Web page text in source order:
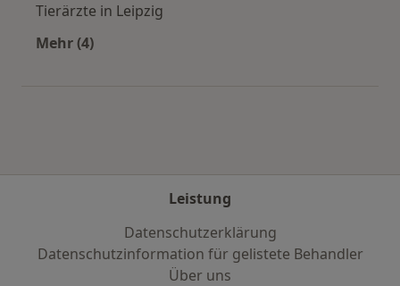
Tierärzte in Leipzig
Mehr (4)
Leistung
Datenschutzerklärung
Datenschutzinformation für gelistete Behandler
Über uns